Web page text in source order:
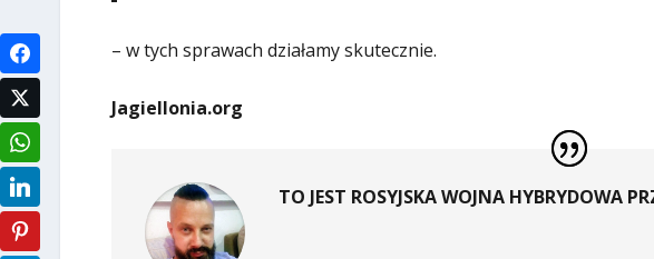
– w tych sprawach działamy skutecznie.
Jagiellonia.org
TO JEST ROSYJSKA WOJNA HYBRYDOWA